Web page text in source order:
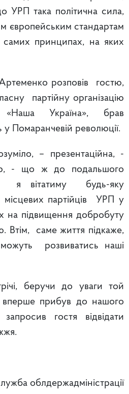
УРП така політична сила,
європейським стандартам
самих принципах, на яких
розповів гостю,
партійну організацію
Україна», брав
Помаранчевій революції.
– презентаційна, -
- що ж до подальшого
я вітатиму будь-яку
партійців УРП у
на підвищення добробуту
Втім, саме життя підкаже,
розвиватись наші
беручи до уваги той
прибув до нашого
гостя відвідати
облдержадміністрації